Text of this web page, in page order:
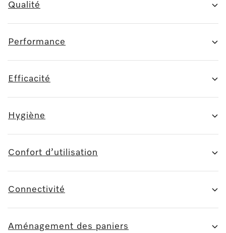
Qualité
Performance
Efficacité
Hygiène
Confort d’utilisation
Connectivité
Aménagement des paniers